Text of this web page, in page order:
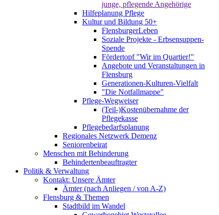
junge, pflegende Angehörige
Hilfeplanung Pflege
Kultur und Bildung 50+
FlensburgerLeben
Soziale Projekte - Erbsensuppen-
Spende
Fördertopf "Wir im Quartier!"
Angebote und Veranstaltungen in
Flensburg
Generationen-Kulturen-Vielfalt
"Die Notfallmappe"
Pflege-Wegweiser
(Teil-)Kostenübernahme der
Pflegekasse
Pflegebedarfsplanung
Regionales Netzwerk Demenz
Seniorenbeirat
Menschen mit Behinderung
Behindertenbeauftragter
Politik & Verwaltung
Kontakt: Unsere Ämter
Ämter (nach Anliegen / von A-Z)
Flensburg & Themen
Stadtbild im Wandel